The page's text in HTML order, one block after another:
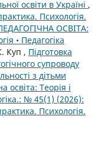
освіти в Україні ,
Психологія.
ОСВІТА:
• Педагогіка
Куп , Підготовка
супроводу
з дітьми
освіта: Теорія і
№ 45(1) (2026):
Психологія.